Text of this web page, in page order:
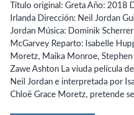
Título original: Greta Año: 2018
Irlanda Dirección: Neil Jordan
Jordan Música: Dominik
McGarvey Reparto: Isabelle
Moretz, Maika Monroe, Stephen
Zawe Ashton La viuda película
Neil Jordan e interpretada por
Chloë Grace Moretz, pretende